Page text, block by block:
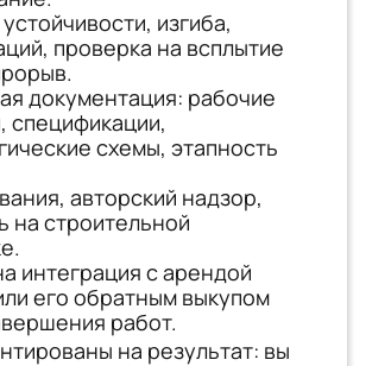
изгиба,
проверка на всплытие
документация: рабочие
спецификации,
схемы, этапность
авторский надзор,
на строительной
интеграция с арендой
его обратным выкупом
работ.
на результат: вы